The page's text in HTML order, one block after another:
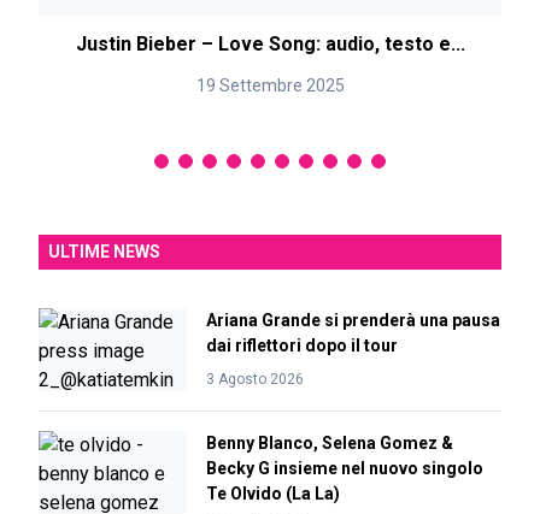
Justin Bieber – Love Song: audio, testo e...
19 Settembre 2025
ULTIME NEWS
Ariana Grande si prenderà una pausa
dai riflettori dopo il tour
3 Agosto 2026
Benny Blanco, Selena Gomez &
Becky G insieme nel nuovo singolo
Te Olvido (La La)